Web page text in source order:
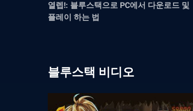
열렙!: 블루스택으로 PC에서 다운로드 및
플레이 하는 법
블루스택 비디오